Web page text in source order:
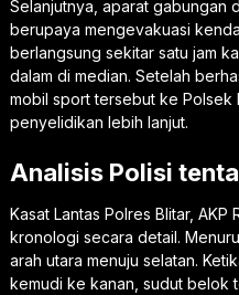
Selanjutnya, aparat gabungan
berupaya mengevakuasi
berlangsung sekitar satu jam
dalam di median. Setelah
mobil sport tersebut ke Polsek
penyelidikan lebih lanjut.
Analisis Polisi
Kasat Lantas Polres Blitar,
kronologi secara detail.
arah utara menuju selatan.
kemudi ke kanan, sudut belok